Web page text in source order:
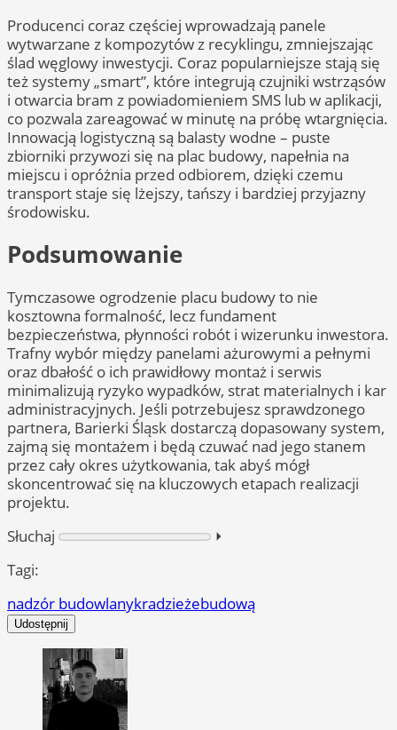
Producenci coraz częściej wprowadzają panele
wytwarzane z kompozytów z recyklingu, zmniejszając
ślad węglowy inwestycji. Coraz popularniejsze stają się
też systemy „smart”, które integrują czujniki wstrząsów
i otwarcia bram z powiadomieniem SMS lub w aplikacji,
co pozwala zareagować w minutę na próbę wtargnięcia.
Innowacją logistyczną są balasty wodne – puste
zbiorniki przywozi się na plac budowy, napełnia na
miejscu i opróżnia przed odbiorem, dzięki czemu
transport staje się lżejszy, tańszy i bardziej przyjazny
środowisku.
Podsumowanie
Tymczasowe ogrodzenie placu budowy to nie
kosztowna formalność, lecz fundament
bezpieczeństwa, płynności robót i wizerunku inwestora.
Trafny wybór między panelami ażurowymi a pełnymi
oraz dbałość o ich prawidłowy montaż i serwis
minimalizują ryzyko wypadków, strat materialnych i kar
administracyjnych. Jeśli potrzebujesz sprawdzonego
partnera, Barierki Śląsk dostarczą dopasowany system,
zajmą się montażem i będą czuwać nad jego stanem
przez cały okres użytkowania, tak abyś mógł
skoncentrować się na kluczowych etapach realizacji
projektu.
Słuchaj
⏵︎
Tagi:
nadzór budowlanykradzieżebudową
Udostępnij